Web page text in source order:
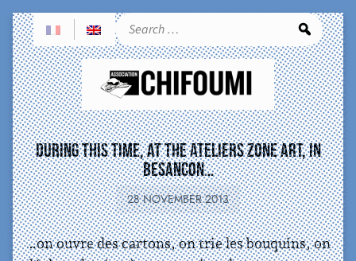
During this time, at the Ateliers Zone Art, in
Besancon…
28 NOVEMBER 2013
…on ouvre des cartons, on trie les bouquins, on